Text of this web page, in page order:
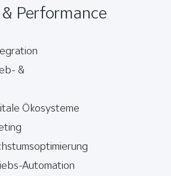
Performance
&
Ökosysteme
Automation